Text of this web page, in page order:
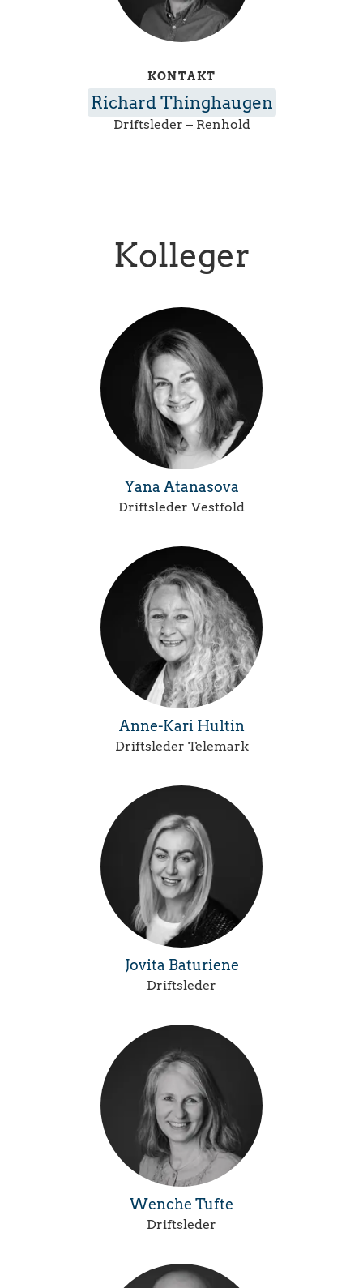
KONTAKT
Richard Thinghaugen
Driftsleder – Renhold
Kolleger
Yana Atanasova
Driftsleder Vestfold
Anne-Kari Hultin
Driftsleder Telemark
Jovita Baturiene
Driftsleder
Wenche Tufte
Driftsleder